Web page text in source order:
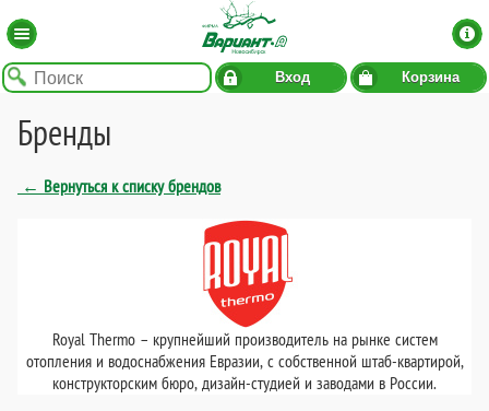
Вход Корзина
Бренды
← Вернуться к списку брендов
Royal Thermo – крупнейший производитель на рынке систем
отопления и водоснабжения Евразии, с собственной штаб-квартирой,
конструкторским бюро, дизайн-студией и заводами в России.